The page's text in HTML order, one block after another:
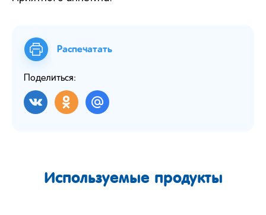
Распечатать
Поделиться:
Используемые продукты